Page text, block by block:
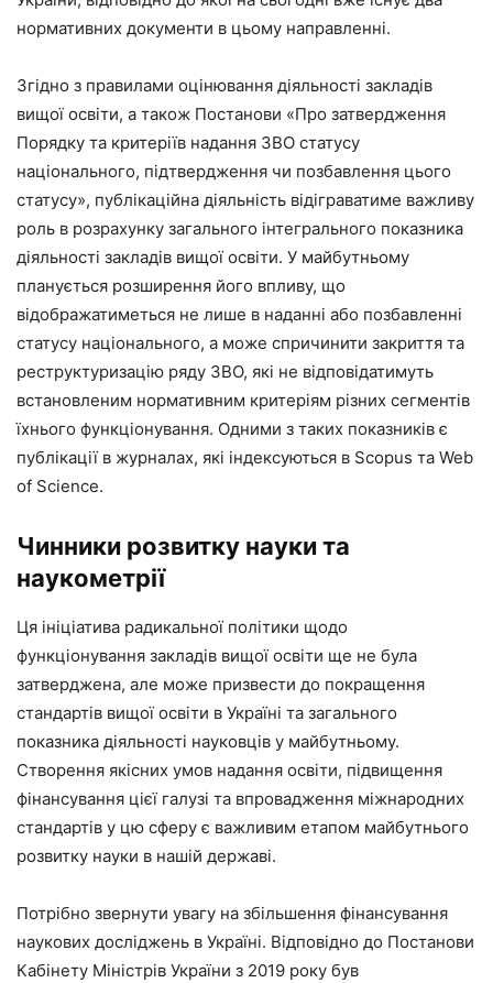
нормативних документи в цьому направленні.
Згідно з правилами оцінювання діяльності закладів
вищої освіти, а також Постанови «Про затвердження
Порядку та критеріїв надання ЗВО статусу
національного, підтвердження чи позбавлення цього
статусу», публікаційна діяльність відіграватиме важливу
роль в розрахунку загального інтегрального показника
діяльності закладів вищої освіти. У майбутньому
планується розширення його впливу, що
відображатиметься не лише в наданні або позбавленні
статусу національного, а може спричинити закриття та
реструктуризацію ряду ЗВО, які не відповідатимуть
встановленим нормативним критеріям різних сегментів
їхнього функціонування. Одними з таких показників є
публікації в журналах, які індексуються в Scopus та Web
of Science.
Чинники розвитку науки та
наукометрії
Ця ініціатива радикальної політики щодо
функціонування закладів вищої освіти ще не була
затверджена, але може призвести до покращення
стандартів вищої освіти в Україні та загального
показника діяльності науковців у майбутньому.
Створення якісних умов надання освіти, підвищення
фінансування цієї галузі та впровадження міжнародних
стандартів у цю сферу є важливим етапом майбутнього
розвитку науки в нашій державі.
Потрібно звернути увагу на збільшення фінансування
наукових досліджень в Україні. Відповідно до Постанови
Кабінету Міністрів України з 2019 року був